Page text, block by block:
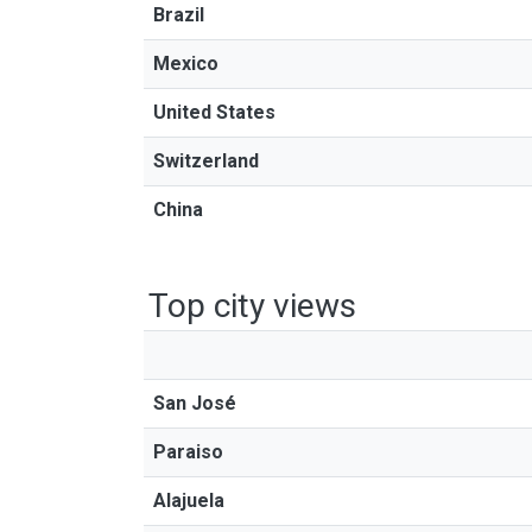
Brazil
Mexico
United States
Switzerland
China
Top city views
San José
Paraiso
Alajuela